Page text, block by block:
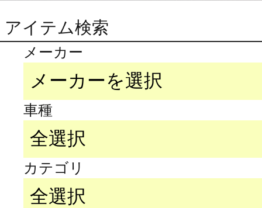
アイテム検索
メーカー
車種
カテゴリ